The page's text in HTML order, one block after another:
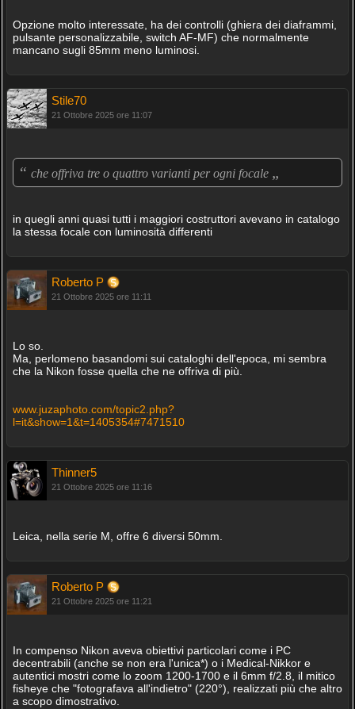
Opzione molto interessate, ha dei controlli (ghiera dei diaframmi,
pulsante personalizzabile, switch AF-MF) che normalmente
mancano sugli 85mm meno luminosi.
Stile70
21 Ottobre 2025 ore 11:07
“ che offriva tre o quattro varianti per ogni focale „
in quegli anni quasi tutti i maggiori costruttori avevano in catalogo
la stessa focale con luminosità differenti
Roberto P
21 Ottobre 2025 ore 11:11
Lo so.
Ma, perlomeno basandomi sui cataloghi dell'epoca, mi sembra
che la Nikon fosse quella che ne offriva di più.
www.juzaphoto.com/topic2.php?
l=it&show=1&t=1405354#7471510
Thinner5
21 Ottobre 2025 ore 11:16
Leica, nella serie M, offre 6 diversi 50mm.
Roberto P
21 Ottobre 2025 ore 11:21
In compenso Nikon aveva obiettivi particolari come i PC
decentrabili (anche se non era l'unica*) o i Medical-Nikkor e
autentici mostri come lo zoom 1200-1700 e il 6mm f/2.8, il mitico
fisheye che "fotografava all'indietro" (220°), realizzati più che altro
a scopo dimostrativo.